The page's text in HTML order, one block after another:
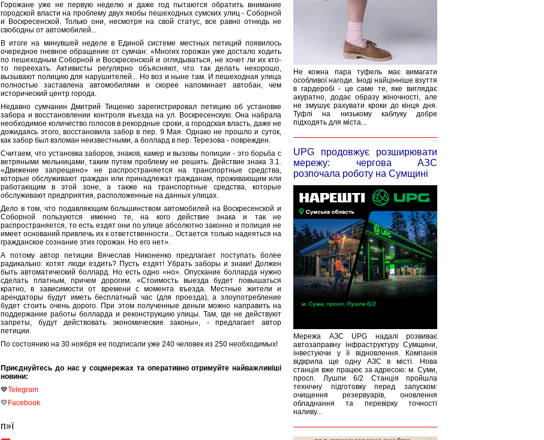
Горожане уже не первую неделю и даже год пытаются обратить внимание
городской власти на проблему двух якобы пешеходных сумских улиц - Соборной
и Воскресенской. Только они, несмотря на свой статус, все равно отнюдь не
свободны от автомобилей...
В итоге на минувшей неделе в Единой системе местных петиций появилось
очередное гневное обращение от сумчан: «Многих горожан уже достало ходить
по пешеходным Соборной и Воскресенской и оглядываться, не хочет ли их кто-
то переехать. Активисты регулярно объясняют, что так делать нехорошо,
вызывают полицию для нарушителей... Но воз и ныне там. И пешеходная улица
полностью заставлена автомобилями и скорее напоминает автобан, чем
исторический центр города.
Недавно сумчанин Дмитрий Тищенко зарегистрировал петицию об установке
забора и восстановлении контроля въезда на ул. Воскресенскую. Она набрала
необходимое количество голосов в рекордные сроки, а городская власть, даже не
дожидаясь этого, восстановила забор в пер. 9 Мая. Однако не прошло и суток,
как забор был взломан неизвестными, а боллард в пер. Терезова - поврежден.
Считаем, что установка заборов, знаков, камер и вызовы полиции - это борьба с
ветряными мельницами, таким путем проблему не решить. Действие знака 3.1.
«Движение запрещено» не распространяется на транспортные средства,
которые обслуживают граждан или принадлежат гражданам, проживающим или
работающим в этой зоне, а также на транспортные средства, которые
обслуживают предприятия, расположенные на данных улицах.
Дело в том, что подавляющим большинством автомобилей на Воскресенской и
Соборной пользуются именно те, на кого действие знака и так не
распространяется, то есть ездят они по улице абсолютно законно и полиция не
имеет оснований привлечь их к ответственности... Остается только надеяться на
гражданское сознание этих горожан. Но его нет».
А потому автор петиции Вячеслав Никоненко предлагает поступать более
радикально: хотят люди ездить? Пусть ездят! Убрать заборы и знаки! Должен
быть автоматический боллард. Но есть одно «но». Опускание болларда нужно
сделать платным, причем дорогим. «Стоимость выезда будет повышаться
кратно, в зависимости от времени с момента въезда. Местные жители и
арендаторы будут иметь бесплатный час (для проезда), а злоупотребление
будет стоить очень дорого. При этом полученные деньги можно направить на
поддержание работы болларда и реконструкцию улицы. Там, где не действуют
запреты, будут действовать экономические законы», - предлагает автор
петиции.
По состоянию на 30 ноября ее подписали уже 240 человек из 250 необходимых!
Приєднуйтесь до нас у соцмережах та оперативно отримуйте найважливіші
новини:
💙Telegram
💛 Facebook
п»ї
Не кожна пара туфель має вимагати
особливої нагоди. Іноді найцінніше взуття
в гардеробі - це саме те, яке виглядає
акуратно, додає образу жіночності, але
не змушує рахувати кроки до кінця дня.
Туфлі на низькому каблуку добре
підходять для міста...
UPG продовжує розширювати
мережу: чергова АЗС
розпочала роботу на Сумщині
Мережа АЗС UPG надалі розвиває
автозаправну інфраструктуру Сумщини,
інвестуючи у її відновлення. Компанія
відкрила ще одну АЗС в місті. Нова
станція вже працює за адресою: м. Суми,
просп. Лушпи 6/2 Станція пройшла
технічну підготовку перед запуском:
очищення резервуарів, оновлення
обладнання та перевірку точності
наливу...